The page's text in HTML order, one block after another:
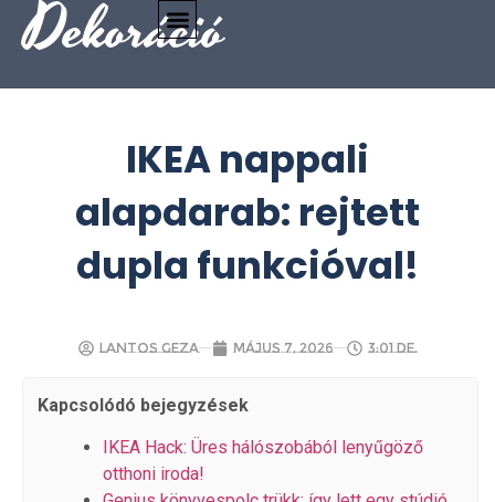
Dekoráció
IKEA nappali
alapdarab: rejtett
dupla funkcióval!
Lantos Geza május 7, 2026 3:01 de.
Kapcsolódó bejegyzések
IKEA Hack: Üres hálószobából lenyűgöző
otthoni iroda!